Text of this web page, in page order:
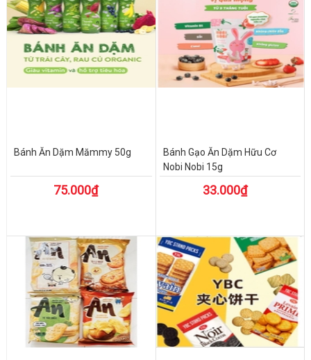
Bánh Ăn Dặm Mămmy 50g
75.000₫
Bánh Gạo Ăn Dặm Hữu Cơ
Nobi Nobi 15g
33.000₫